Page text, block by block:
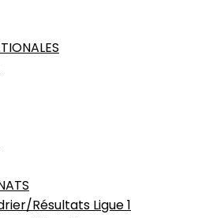
Résultats Ligue 1